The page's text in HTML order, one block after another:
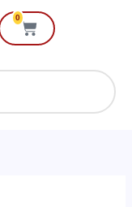
0
Cart